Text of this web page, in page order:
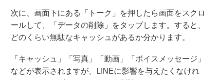
次に、画面下にある「トーク」を押したら画面をスクロ
ールして、「データの削除」をタップします。すると、
どのくらい無駄なキャッシュがあるか分かります。
「キャッシュ」「写真」「動画」「ボイスメッセージ」
などが表示されますが、LINEに影響を与えたくなけれ